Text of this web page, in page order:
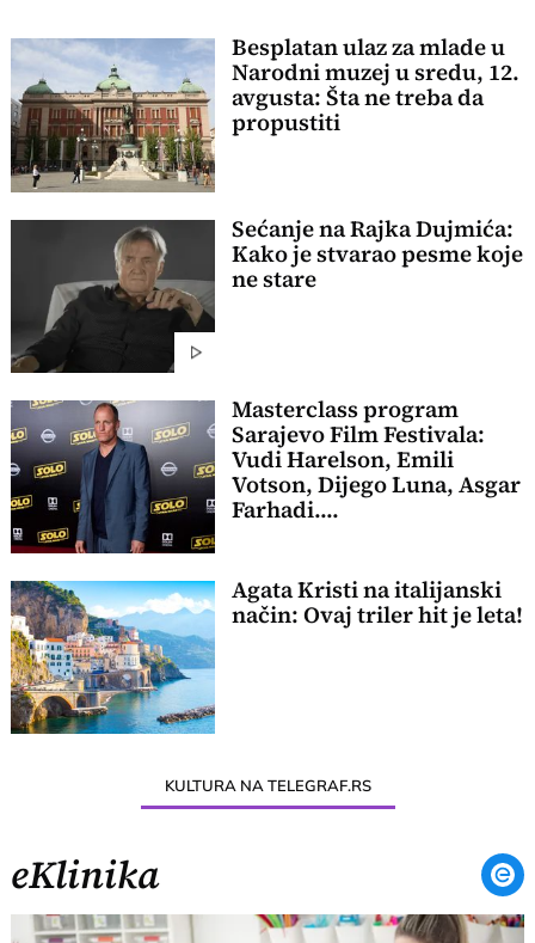
Besplatan ulaz za mlade u
Narodni muzej u sredu, 12.
avgusta: Šta ne treba da
propustiti
Sećanje na Rajka Dujmića:
Kako je stvarao pesme koje
ne stare
Masterclass program
Sarajevo Film Festivala:
Vudi Harelson, Emili
Votson, Dijego Luna, Asgar
Farhadi....
Agata Kristi na italijanski
način: Ovaj triler hit je leta!
KULTURA NA TELEGRAF.RS
eKlinika